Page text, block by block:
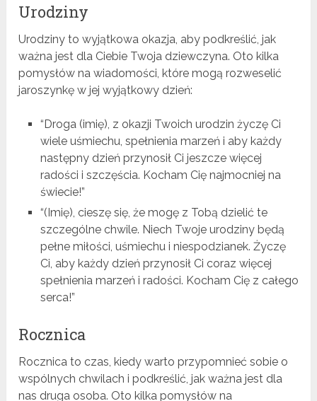
Urodziny
Urodziny to wyjątkowa okazja, aby podkreślić, jak
ważna jest dla Ciebie Twoja dziewczyna. Oto kilka
pomysłów na wiadomości, które mogą rozweselić
jaroszynkę w jej wyjątkowy dzień:
“Droga (imię), z okazji Twoich urodzin życzę Ci
wiele uśmiechu, spełnienia marzeń i aby każdy
następny dzień przynosił Ci jeszcze więcej
radości i szczęścia. Kocham Cię najmocniej na
świecie!”
“(Imię), cieszę się, że mogę z Tobą dzielić te
szczególne chwile. Niech Twoje urodziny będą
pełne miłości, uśmiechu i niespodzianek. Życzę
Ci, aby każdy dzień przynosił Ci coraz więcej
spełnienia marzeń i radości. Kocham Cię z całego
serca!”
Rocznica
Rocznica to czas, kiedy warto przypomnieć sobie o
wspólnych chwilach i podkreślić, jak ważna jest dla
nas druga osoba. Oto kilka pomysłów na